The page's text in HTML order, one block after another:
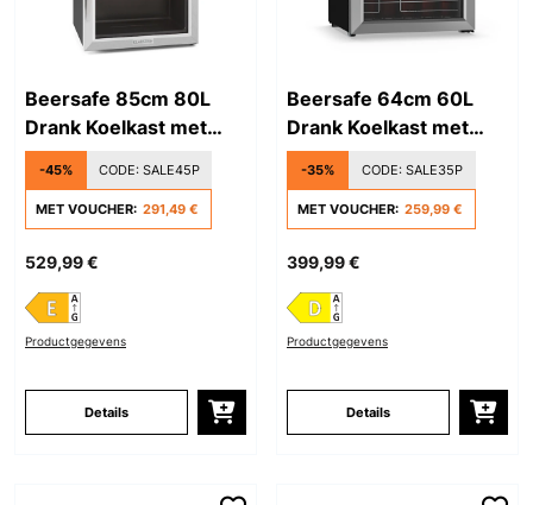
Beersafe 85cm 80L
Drank Koelkast met
Glazen Deur Zilver
-45% CODE: SALE45P
MET VOUCHER: 291,49 €
529,99 €
Productgegevens
Details
Beersafe 64cm 60L
Drank Koelkast met
Glazen Deur
Zilver/Zwart
-35% CODE: SALE35P
MET VOUCHER: 259,99 €
399,99 €
Productgegevens
Details